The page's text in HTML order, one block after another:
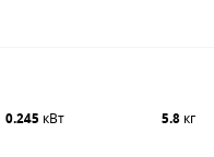
0.245 кВт 5.8 кг